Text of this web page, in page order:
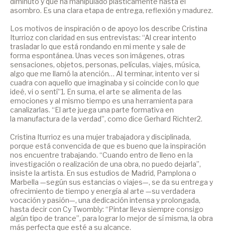
asombro. Es una clara etapa de entrega, reflexión y madurez.
Los motivos de inspiración o de apoyo los describe Cristina
Iturrioz con claridad en sus entrevistas: “Al crear intento
trasladar lo que está rondando en mi mente y sale de
forma espontánea. Unas veces son imágenes, otras
sensaciones, objetos, personas, películas, viajes, música,
algo que me llamó la atención… Al terminar, intento ver si
cuadra con aquello que imaginaba y si coincide con lo que
ideé, vi o sentí”1. En suma, el arte se alimenta de las
emociones y al mismo tiempo es una herramienta para
canalizarlas. “El arte juega una parte formativa en
la manufactura de la verdad”, como dice Gerhard Richter2.
Cristina Iturrioz es una mujer trabajadora y disciplinada,
porque está convencida de que es bueno que la inspiración
nos encuentre trabajando. “Cuando entro de lleno en la
investigación o realización de una obra, no puedo dejarla”,
insiste la artista. En sus estudios de Madrid, Pamplona o
Marbella —según sus estancias o viajes—, se da su entrega y
ofrecimiento de tiempo y energía al arte —su verdadera
vocación y pasión—, una dedicación intensa y prolongada,
hasta decir con Cy Twombly: “Pintar lleva siempre consigo
algún tipo de trance”, para lograr lo mejor de sí misma, la obra
más perfecta que esté a su alcance.